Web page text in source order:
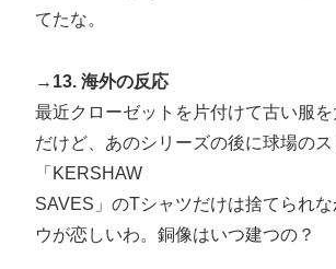
てたな。
→13. 海外の反応
最近クローゼットを片付けて古い服
だけど、あのシリーズの後に球場の
「KERSHAW
SAVES」のTシャツだけは捨てられ
ウが恋しいわ。銅像はいつ建つの？